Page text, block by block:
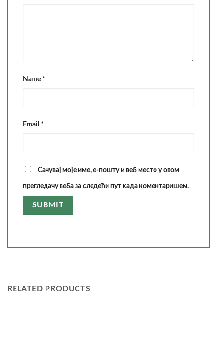
Name *
Email *
Сачувај моје име, е-пошту и веб место у овом
прегледачу веба за следећи пут када коментаришем.
RELATED PRODUCTS